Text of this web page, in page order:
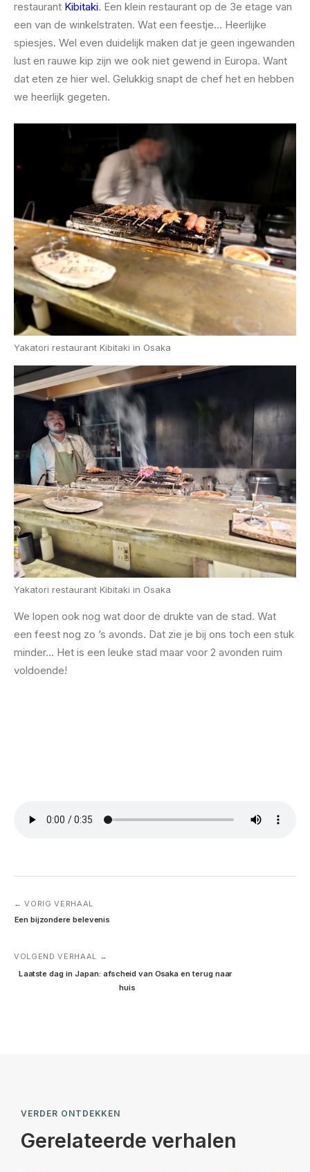
restaurant Kibitaki. Een klein restaurant op de 3e etage van
een van de winkelstraten. Wat een feestje… Heerlijke
spiesjes. Wel even duidelijk maken dat je geen ingewanden
lust en rauwe kip zijn we ook niet gewend in Europa. Want
dat eten ze hier wel. Gelukkig snapt de chef het en hebben
we heerlijk gegeten.
Yakatori restaurant Kibitaki in Osaka
Yakatori restaurant Kibitaki in Osaka
We lopen ook nog wat door de drukte van de stad. Wat
een feest nog zo ’s avonds. Dat zie je bij ons toch een stuk
minder… Het is een leuke stad maar voor 2 avonden ruim
voldoende!
← VORIG VERHAAL
Een bijzondere belevenis
VOLGEND VERHAAL →
Laatste dag in Japan: afscheid van Osaka en terug naar
huis
VERDER ONTDEKKEN
Gerelateerde verhalen